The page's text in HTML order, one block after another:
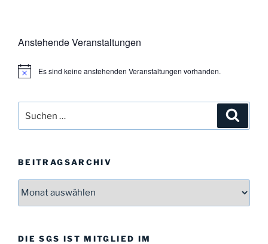
Anstehende Veranstaltungen
H
w
s
Es sind keine anstehenden Veranstaltungen vorhanden.
nach:
BEITRAGSARCHIV
Beitragsarchiv
DIE SGS IST MITGLIED IM